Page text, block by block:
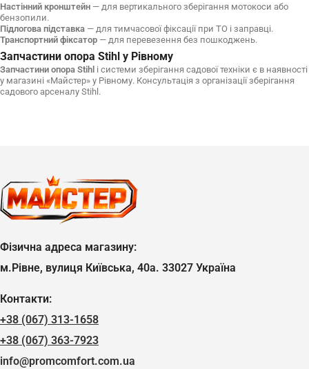
Настінний кронштейн — для вертикального зберігання мотокоси або
бензопили.
Підлогова підставка — для тимчасової фіксації при ТО і заправці.
Транспортний фіксатор — для перевезення без пошкоджень.
Запчастини опора Stihl у Рівному
Запчастини опора Stihl і системи зберігання садової техніки є в наявності
у магазині «Майстер» у Рівному. Консультація з організації зберігання
садового арсеналу Stihl.
Фізична адреса магазину:
м.Рівне, вулиця Київська, 40а. 33027 Україна
Контакти:
+38 (067) 313-1658
+38 (067) 363-7923
info@promcomfort.com.ua